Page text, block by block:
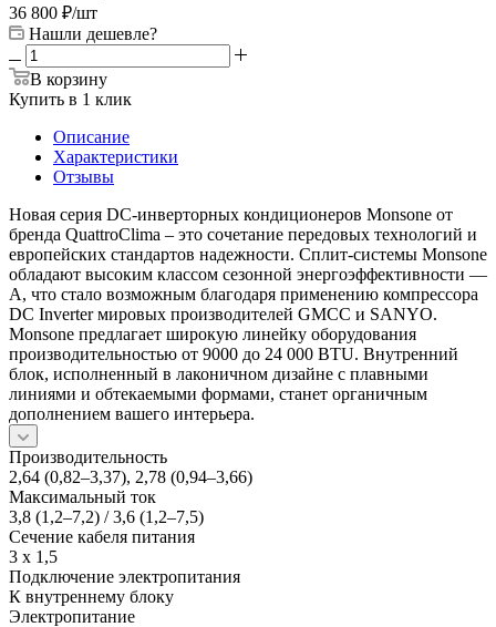
36 800 ₽/шт
Нашли дешевле?
В корзину
Купить в 1 клик
Описание
Характеристики
Отзывы
Новая серия DC-инверторных кондиционеров Monsone от
бренда QuattroClima – это сочетание передовых технологий и
европейских стандартов надежности. Сплит-системы Monsone
обладают высоким классом сезонной энергоэффективности —
A, что стало возможным благодаря применению компрессора
DC Inverter мировых производителей GMCC и SANYO.
Monsone предлагает широкую линейку оборудования
производительностью от 9000 до 24 000 BTU. Внутренний
блок, исполненный в лаконичном дизайне с плавными
линиями и обтекаемыми формами, станет органичным
дополнением вашего интерьера.
Производительность
2,64 (0,82–3,37), 2,78 (0,94–3,66)
Максимальный ток
3,8 (1,2–7,2) / 3,6 (1,2–7,5)
Сечение кабеля питания
3 х 1,5
Подключение электропитания
К внутреннему блоку
Электропитание